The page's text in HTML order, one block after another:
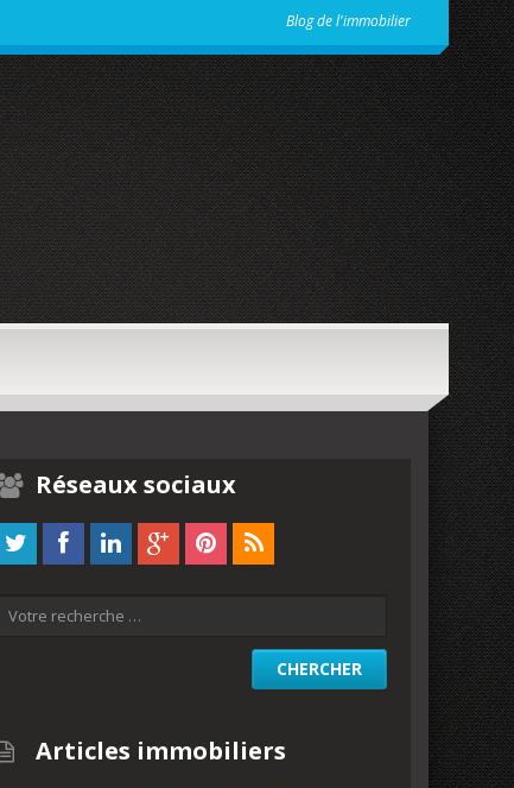
Blog de l'immobilier
Réseaux sociaux
Articles immobiliers